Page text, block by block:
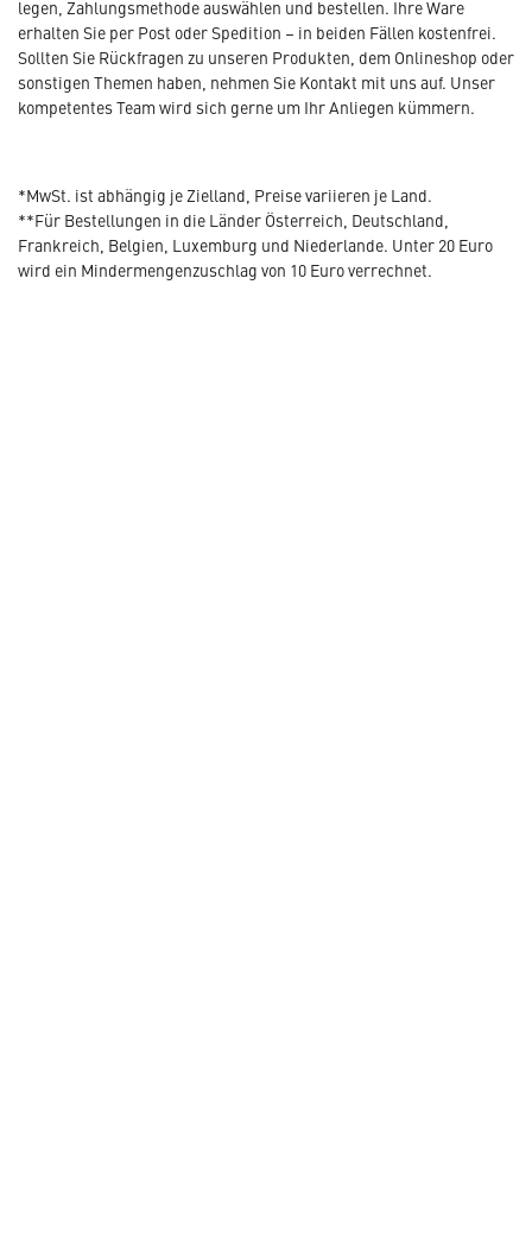
legen, Zahlungsmethode auswählen und bestellen. Ihre Ware
erhalten Sie per Post oder Spedition – in beiden Fällen kostenfrei.
Sollten Sie Rückfragen zu unseren Produkten, dem Onlineshop oder
sonstigen Themen haben, nehmen Sie Kontakt mit uns auf. Unser
kompetentes Team wird sich gerne um Ihr Anliegen kümmern.
*MwSt. ist abhängig je Zielland, Preise variieren je Land.
**Für Bestellungen in die Länder Österreich, Deutschland,
Frankreich, Belgien, Luxemburg und Niederlande. Unter 20 Euro
wird ein Mindermengenzuschlag von 10 Euro verrechnet.